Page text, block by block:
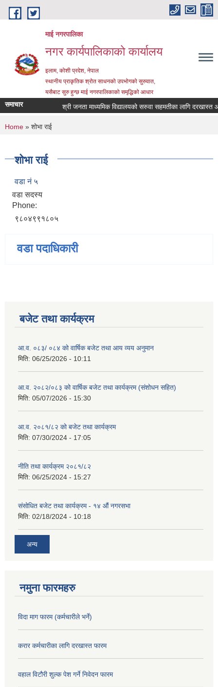
Skip to main content
माई नगरपालिका
नगर कार्यपालिकाको कार्यालय
इलाम, कोशी प्रदेश, नेपाल
स्थानीय प्राकृतिक श्रोत साधनको उपभोगको सुरुवात,
यसैबाट सुरु हुन्छ माई नगरपालिकाको समृद्धिको आधार
समाचार श्री जनता माध्यमिक विद्यालयको सरुवा सहमतीका लागि दरखास्त
You are here
Home » शोभा राई
शोभा राई
वडा नं ५
वडा सदस्य
Phone:
९८०४९९१८०५
वडा पदाधिकारी
बजेट तथा कार्यक्रम
आ.व. ०८३/ ०८४ को वार्षिक बजेट तथा आय व्यय अनुमान
मिति: 06/25/2026 - 10:11
आ.व. २०८२/०८३ को वार्षिक बजेट तथा कार्यक्रम (संशोधन सहित)
मिति: 05/07/2026 - 15:30
आ.व. २०८१/८२ को बजेट तथा कार्यक्रम
मिति: 07/30/2024 - 17:05
नीति तथा कार्यक्रम २०८१/८२
मिति: 06/25/2024 - 15:27
संसोधित बजेट तथा कार्यक्रम - १४ औं नगरसभा
मिति: 02/18/2024 - 10:18
अन्य
नमुना फारमहरु
विदा माग फारम (कर्मचारीले भर्ने)
करार कर्मचारीका लागि दरखास्त फारम
वहाल विटौरी शुल्क पेश गर्ने निवेदन फारम